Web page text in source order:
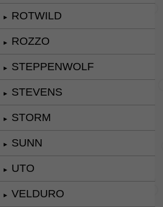
► ROTWILD
► ROZZO
► STEPPENWOLF
► STEVENS
► STORM
► SUNN
► UTO
► VELDURO